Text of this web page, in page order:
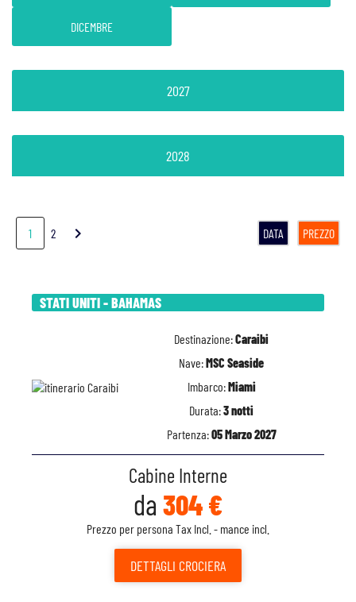
1 2 chevron_right DATA PREZZO
STATI UNITI - BAHAMAS
Destinazione:Caraibi
Nave:MSC Seaside
Imbarco:Miami
Durata:3 notti
Partenza:05 Marzo 2027
Cabine Interne
da 304 €
Prezzo per persona Tax Incl. - mance incl.
DETTAGLI CROCIERA
DICEMBRE
2027
2028